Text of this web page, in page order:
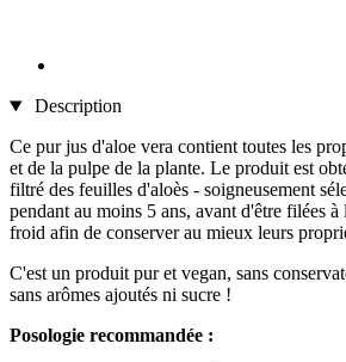
Description
Ce pur jus d'aloe vera contient toutes les
et de la pulpe de la plante. Le produit est
filtré des feuilles d'aloès - soigneusement
pendant au moins 5 ans, avant d'être filées à
froid afin de conserver au mieux leurs
C'est un produit pur et vegan, sans
sans arômes ajoutés ni sucre !
Posologie recommandée :